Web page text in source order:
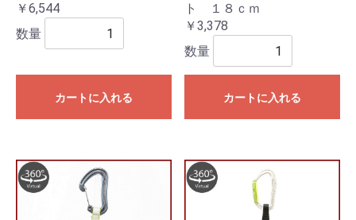
￥6,544
数量
カートに入れる
ト １８ｃｍ
￥3,378
数量
カートに入れる